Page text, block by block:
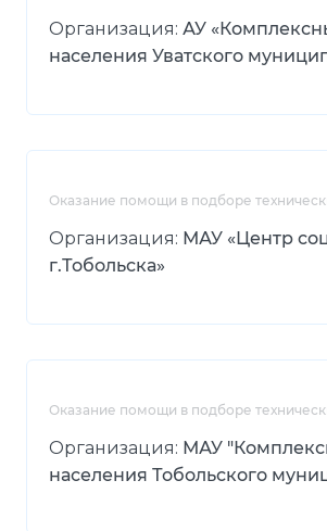
Организация: АУ
населения Уватского
Оказание помощи в подборе
Организация: МАУ «Центр
г.Тобольска»
Оказание помощи в подборе
Организация: МАУ
населения Тобольского